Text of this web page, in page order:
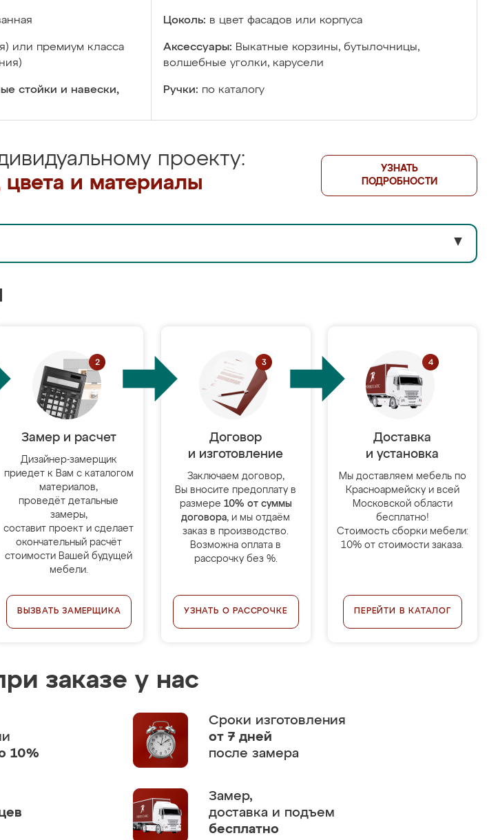
Цоколь: в цвет фасадов или корпуса
или премиум класса
Аксессуары: Выкатные корзины, бутылочницы,
волшебные уголки, карусели
стойки и навески,
Ручки: по каталогу
проекту:
и материалы
УЗНАТЬ
ПОДРОБНОСТИ
▼
Замер и расчет
Дизайнер-замерщик
приедет к Вам с каталогом
материалов,
проведёт детальные
замеры,
составит проект и сделает
окончательный расчёт
стоимости Вашей будущей
мебели.
ВЫЗВАТЬ ЗАМЕРЩИКА
Договор
и изготовление
Заключаем договор,
Вы вносите предоплату в
размере 10% от суммы
договора, и мы отдаём
заказ в производство.
Возможна оплата в
рассрочку без %.
УЗНАТЬ О РАССРОЧКЕ
Доставка
и установка
Мы доставляем мебель по
Красноармейску и всей
Московской области
бесплатно!
Стоимость сборки мебели:
10% от стоимости заказа.
ПЕРЕЙТИ В КАТАЛОГ
заказе у нас
10%
Сроки изготовления
от 7 дней
после замера
Замер,
доставка и подъем
бесплатно